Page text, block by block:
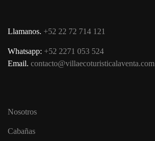
Llamanos. +52 22 72 714 121
Whatsapp: +52 2271 053 524
Email. contacto@villaecoturisticalaventa.com
Nosotros
Cabañas